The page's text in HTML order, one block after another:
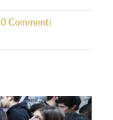
0 Commenti